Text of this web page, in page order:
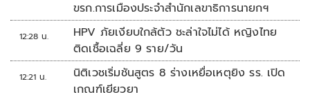
ขรก.การเมืองประจำสำนักเลขาธิการนายกฯ
12:28 น.
HPV ภัยเงียบใกล้ตัว ชะล่าใจไม่ได้ หญิงไทย
ติดเชื้อเฉลี่ย 9 ราย/วัน
12:21 น.
นิติเวชเริ่มชันสูตร 8 ร่างเหยื่อเหตุยิง รร. เปิด
เกณฑ์เยียวยา